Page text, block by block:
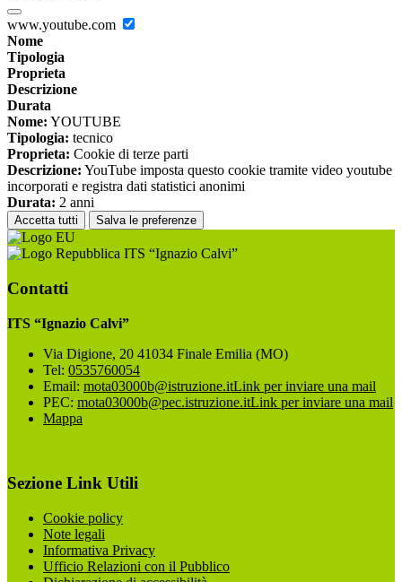
www.youtube.com
Nome
Tipologia
Proprieta
Descrizione
Durata
Nome: YOUTUBE
Tipologia: tecnico
Proprieta: Cookie di terze parti
Descrizione: YouTube imposta questo cookie tramite video youtube
incorporati e registra dati statistici anonimi
Durata: 2 anni
Accetta tutti Salva le preferenze
ITS “Ignazio Calvi”
Contatti
ITS “Ignazio Calvi”
Via Digione, 20 41034 Finale Emilia (MO)
Tel: 0535760054
Email: mota03000b@istruzione.itLink per inviare una mail
PEC: mota03000b@pec.istruzione.itLink per inviare una mail
Mappa
Sezione Link Utili
Cookie policy
Note legali
Informativa Privacy
Ufficio Relazioni con il Pubblico